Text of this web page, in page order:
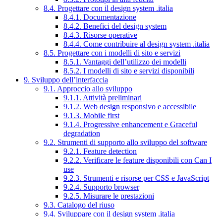
8.4. Progettare con il design system .italia
8.4.1. Documentazione
8.4.2. Benefici del design system
8.4.3. Risorse operative
8.4.4. Come contribuire al design system .italia
8.5. Progettare con i modelli di sito e servizi
8.5.1. Vantaggi dell’utilizzo dei modelli
8.5.2. I modelli di sito e servizi disponibili
9. Sviluppo dell’interfaccia
9.1. Approccio allo sviluppo
9.1.1. Attività preliminari
9.1.2. Web design responsivo e accessibile
9.1.3. Mobile first
9.1.4. Progressive enhancement e Graceful
degradation
9.2. Strumenti di supporto allo sviluppo del software
9.2.1. Feature detection
9.2.2. Verificare le feature disponibili con Can I
use
9.2.3. Strumenti e risorse per CSS e JavaScript
9.2.4. Supporto browser
9.2.5. Misurare le prestazioni
9.3. Catalogo del riuso
9.4. Sviluppare con il design system .italia